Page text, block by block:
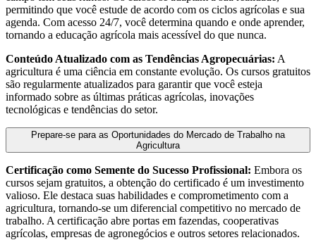
permitindo que você estude de acordo com os ciclos agrícolas e sua
agenda. Com acesso 24/7, você determina quando e onde aprender,
tornando a educação agrícola mais acessível do que nunca.
Conteúdo Atualizado com as Tendências Agropecuárias: A
agricultura é uma ciência em constante evolução. Os cursos gratuitos
são regularmente atualizados para garantir que você esteja
informado sobre as últimas práticas agrícolas, inovações
tecnológicas e tendências do setor.
Prepare-se para as Oportunidades do Mercado de Trabalho na
Agricultura
Certificação como Semente do Sucesso Profissional: Embora os
cursos sejam gratuitos, a obtenção do certificado é um investimento
valioso. Ele destaca suas habilidades e comprometimento com a
agricultura, tornando-se um diferencial competitivo no mercado de
trabalho. A certificação abre portas em fazendas, cooperativas
agrícolas, empresas de agronegócios e outros setores relacionados.